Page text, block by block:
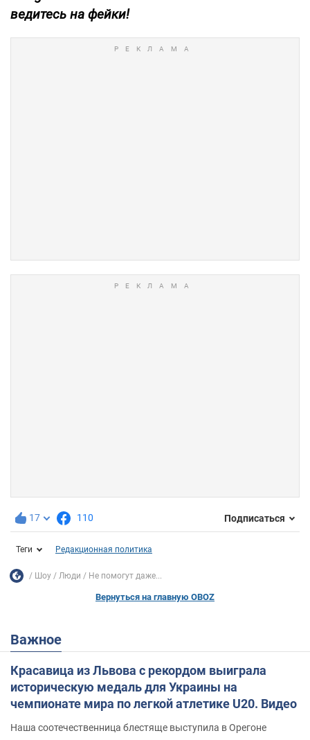
ведитесь на фейки!
17 110 Подписаться
Теги Редакционная политика
Шоу Люди Не помогут даже...
Вернуться на главную OBOZ
Важное
Красавица из Львова с рекордом выиграла
историческую медаль для Украины на
чемпионате мира по легкой атлетике U20. Видео
Наша соотечественница блестяще выступила в Орегоне